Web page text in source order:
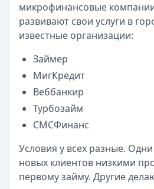
микрофинансовые
развивают свои услуги в
известные организации:
Займер
МигКредит
Веббанкир
Турбозайм
СМСФинанс
Условия у всех разные.
новых клиентов низкими
первому займу. Другие